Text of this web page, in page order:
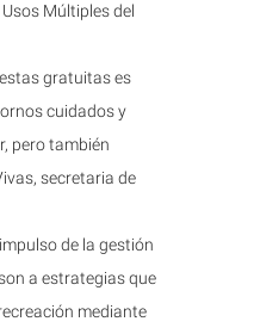
Múltiples del
gratuitas es
cuidados y
pero también
secretaria de
de la gestión
a estrategias que
mediante